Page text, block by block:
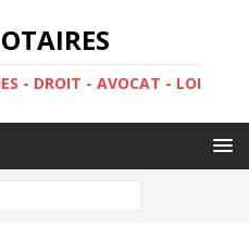
- DROIT - AVOCAT - LOI